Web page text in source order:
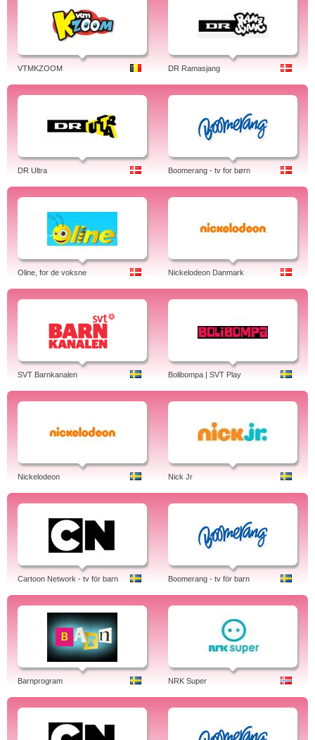
VTMKZOOM DR Ramasjang
DR Ultra Boomerang - tv for børn
Oline, for de voksne Nickelodeon Danmark
SVT Barnkanalen Bolibompa | SVT Play
Nickelodeon Nick Jr
Cartoon Network - tv för barn Boomerang - tv för barn
Barnprogram NRK Super